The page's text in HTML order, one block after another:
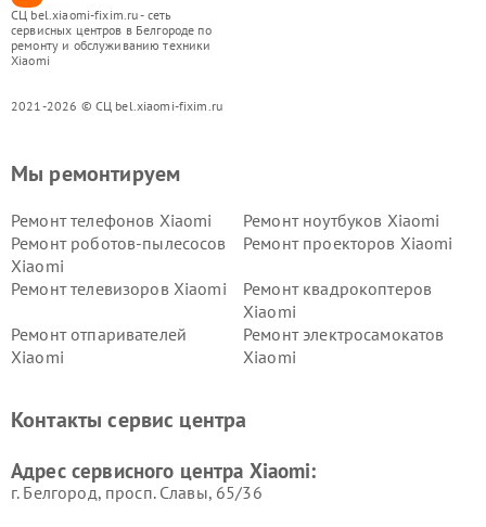
СЦ bel.xiaomi-fixim.ru - сеть
сервисных центров в Белгороде по
ремонту и обслуживанию техники
Xiaomi
2021-2026 © СЦ bel.xiaomi-fixim.ru
Мы ремонтируем
Ремонт телефонов Xiaomi
Ремонт ноутбуков Xiaomi
Ремонт роботов-пылесосов
Xiaomi
Ремонт проекторов Xiaomi
Ремонт телевизоров Xiaomi
Ремонт квадрокоптеров
Xiaomi
Ремонт отпаривателей
Xiaomi
Ремонт электросамокатов
Xiaomi
Ремонт стиральных машин
Ремонт смарт-часов Xiaomi
Контакты сервис центра
Адрес сервисного центра Xiaomi:
г. Белгород, просп. Славы, 65/36